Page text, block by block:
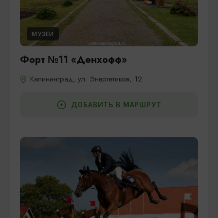
МУЗЕИ
Форт №11 «Денхофф»
Калининград, ул. Энергетиков, 12
ДОБАВИТЬ В МАРШРУТ